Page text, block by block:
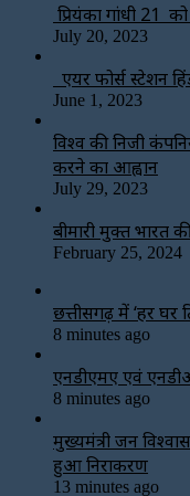
प्रियंका गांधी 21
July 20, 2023
एयर फोर्स स्टेशन
June 1, 2023
विश्‍व की निजी
करने का आह्वान
July 29, 2023
बीमारी मुक्त भारत
February 25, 2024
छत्तीसगढ़ में ‘हर घर
8 minutes ago
एनडीएमए एवं
8 minutes ago
मुख्यमंत्री जन
हुआ निराकरण
13 minutes ago